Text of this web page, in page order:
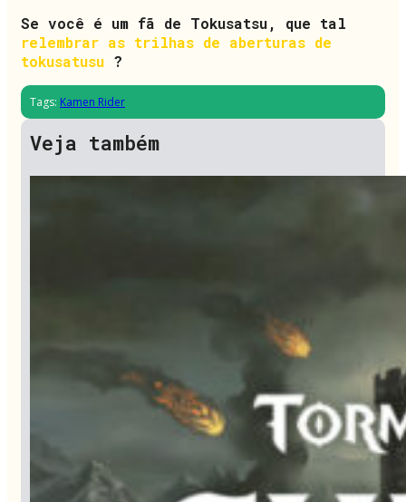
Se você é um fã de Tokusatsu, que tal
relembrar as trilhas de aberturas de
tokusatusu ?
Tags: Kamen Rider
Veja também